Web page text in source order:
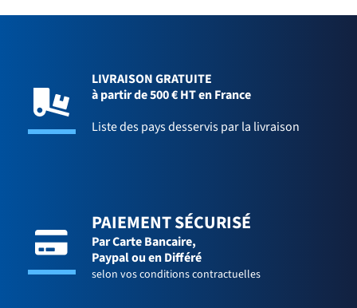
LIVRAISON GRATUITE
à partir de 500 € HT en France
Liste des pays desservis par la livraison
PAIEMENT SÉCURISÉ
Par Carte Bancaire,
Paypal ou en Différé
selon vos conditions contractuelles